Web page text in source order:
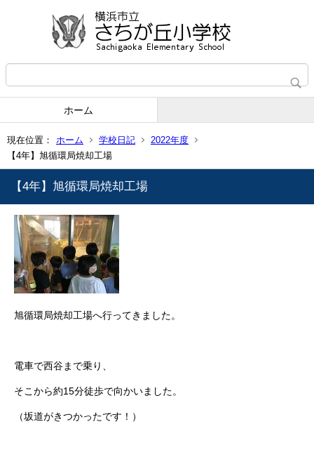
ホーム
現在位置： ホーム 学校日記
2022年度
【4年】旭循環局焼却工場
【4年】旭循環局焼却工場
旭循環局焼却工場へ行ってきました。
電車で西谷まで乗り、
そこから約15分徒歩で向かいました。
（坂道がきつかったです！）